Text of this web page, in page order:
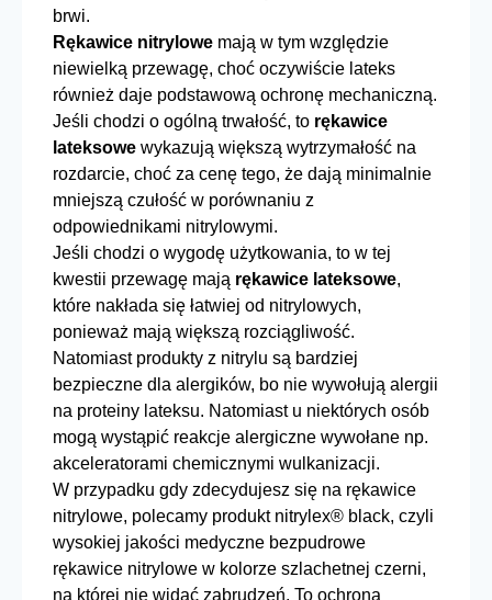
brwi.
Rękawice nitrylowe mają w tym względzie
niewielką przewagę, choć oczywiście lateks
również daje podstawową ochronę mechaniczną.
Jeśli chodzi o ogólną trwałość, to rękawice
lateksowe wykazują większą wytrzymałość na
rozdarcie, choć za cenę tego, że dają minimalnie
mniejszą czułość w porównaniu z
odpowiednikami nitrylowymi.
Jeśli chodzi o wygodę użytkowania, to w tej
kwestii przewagę mają rękawice lateksowe,
które nakłada się łatwiej od nitrylowych,
ponieważ mają większą rozciągliwość.
Natomiast produkty z nitrylu są bardziej
bezpieczne dla alergików, bo nie wywołują alergii
na proteiny lateksu. Natomiast u niektórych osób
mogą wystąpić reakcje alergiczne wywołane np.
akceleratorami chemicznymi wulkanizacji.
W przypadku gdy zdecydujesz się na rękawice
nitrylowe, polecamy produktnitrylex® black, czyli
wysokiej jakości medyczne bezpudrowe
rękawice nitrylowe w kolorze szlachetnej czerni,
na której nie widać zabrudzeń. To ochrona